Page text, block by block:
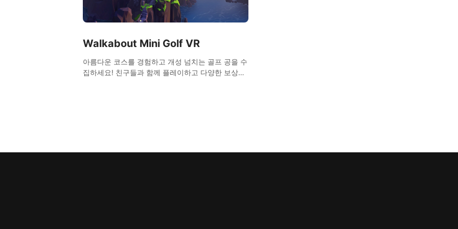
Walkabout Mini Golf VR
아름다운 코스를 경험하고 개성 넘치는 골프 공을 수
집하세요! 친구들과 함께 플레이하고 다양한 보상을